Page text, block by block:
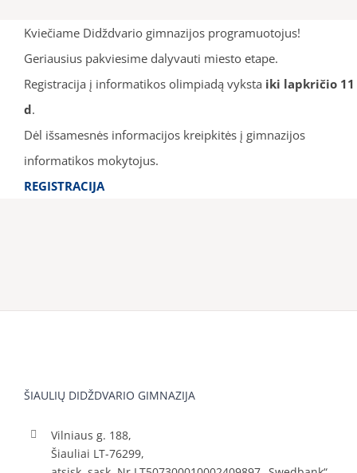
Kviečiame Didždvario gimnazijos programuotojus!
Geriausius pakviesime dalyvauti miesto etape.
Registracija į informatikos olimpiadą vyksta iki lapkričio 11
d.
Dėl išsamesnės informacijos kreipkitės į gimnazijos
informatikos mokytojus.
REGISTRACIJA
ŠIAULIŲ DIDŽDVARIO GIMNAZIJA
Vilniaus g. 188,
Šiauliai LT-76299,